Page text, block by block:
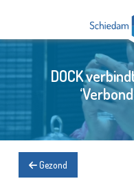
DOCK
Gezond